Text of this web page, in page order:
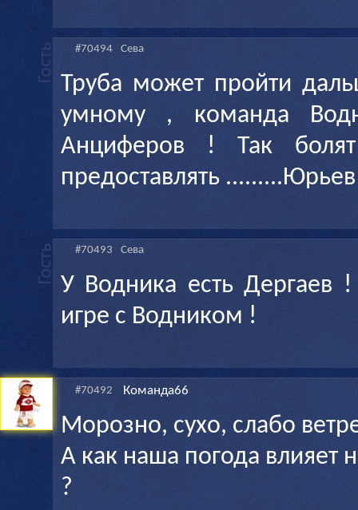
#70494 Сева
Труба может пройти
умному , команда
Анциферов ! Так
предоставлять
#70493 Сева
У Водника есть Дергаев !
игре с Водником !
#70492 Команда66
Морозно, сухо, слабо
А как наша погода влияет
?